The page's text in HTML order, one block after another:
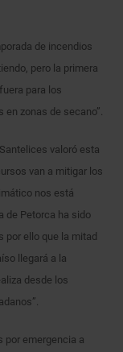
de incendios
pero la primera
para los
zonas de secano”.
valoró esta
van a mitigar los
nos está
de Petorca ha sido
por ello que la mitad
llegará a la
desde los
por emergencia a